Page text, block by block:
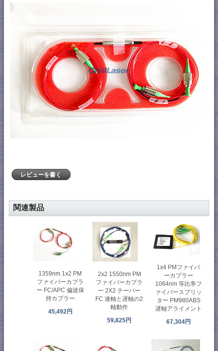
レビューを書く
関連製品
1359nm 1x2 PM
ファイバーカプラ
ー FC/APC 偏波保
持カプラー
45,492円
2x2 1550nm PM
ファイバーカプラ
ー 2X2 テーパー
FC 速軸と遅軸の2
軸動作
59,825円
1x4 PMファイバ
ーカプラー
1064nm 等比率フ
ァイバースプリッ
ター PM980ABS
遅軸アライメント
67,304円